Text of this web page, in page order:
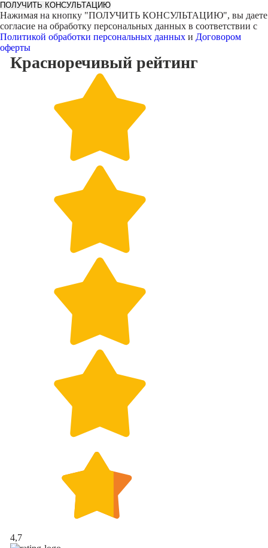
ПОЛУЧИТЬ КОНСУЛЬТАЦИЮ
Нажимая на кнопку "ПОЛУЧИТЬ КОНСУЛЬТАЦИЮ", вы даете
согласие на обработку персональных данных в соответствии с
Политикой обработки персональных данных и Договором
оферты
Красноречивый рейтинг
4,7